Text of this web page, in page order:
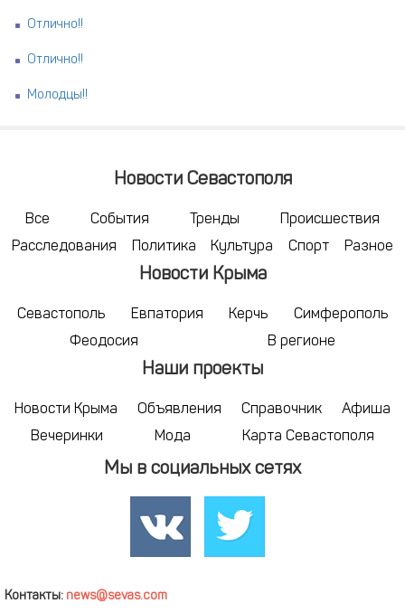
Отлично!!
Отлично!!
Молодцы!!
Новости Севастополя
Все События Тренды
Происшествия
Расследования
Политика Культура Спорт Разное
Новости Крыма
Севастополь Евпатория Керчь
Симферополь
Феодосия
В регионе
Наши проекты
Новости Крыма Объявления Справочник
Афиша
Вечеринки
Мода Карта Севастополя
Мы в социальных сетях
Контакты: news@sevas.com